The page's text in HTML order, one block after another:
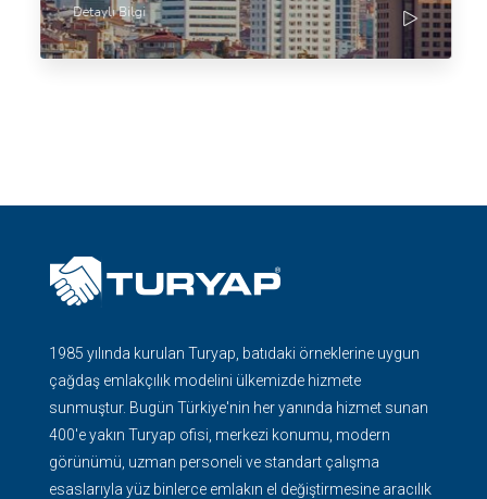
Detaylı Bilgi
1985 yılında kurulan Turyap, batıdaki örneklerine uygun
çağdaş emlakçılık modelini ülkemizde hizmete
sunmuştur. Bugün Türkiye'nin her yanında hizmet sunan
400'e yakın Turyap ofisi, merkezi konumu, modern
görünümü, uzman personeli ve standart çalışma
esaslarıyla yüz binlerce emlakın el değiştirmesine aracılık